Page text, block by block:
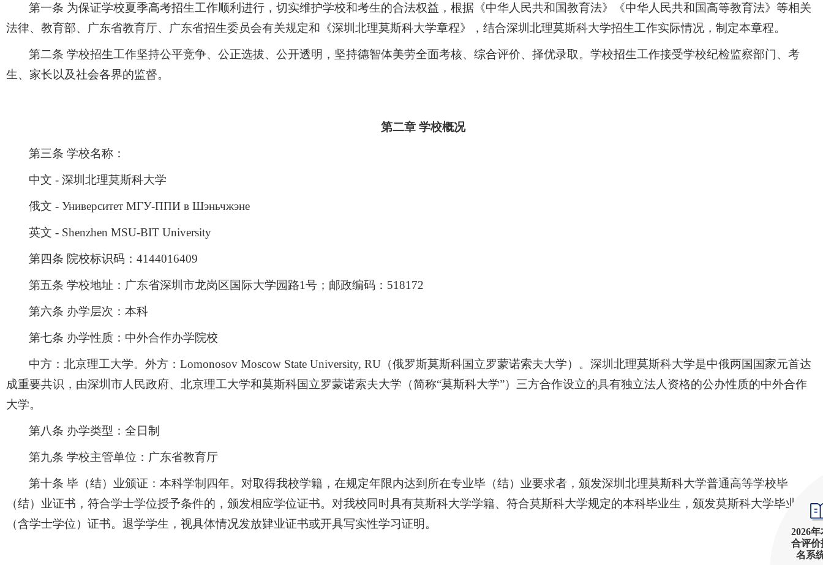
2026
合评价
名系
第一条 为保证学校夏季高考招生工作顺利进行，切实维护学校和考生的合法权益，根据《中华人民共和国教育法》《中华人民共和国高等教育法》等相关
法律、教育部、广东省教育厅、广东省招生委员会有关规定和《深圳北理莫斯科大学章程》，结合深圳北理莫斯科大学招生工作实际情况，制定本章程。
第二条 学校招生工作坚持公平竞争、公正选拔、公开透明，坚持德智体美劳全面考核、综合评价、择优录取。学校招生工作接受学校纪检监察部门、考
生、家长以及社会各界的监督。
第二章 学校概况
第三条 学校名称：
中文 - 深圳北理莫斯科大学
俄文 -Университет МГУ-ППИ в Шэньчжэне
英文 - Shenzhen MSU-BIT University
第四条 院校标识码：4144016409
第五条 学校地址：广东省深圳市龙岗区国际大学园路1号；邮政编码：518172
第六条 办学层次：本科
第七条 办学性质：中外合作办学院校
中方：北京理工大学。外方：Lomonosov Moscow State University, RU （俄罗斯莫斯科国立罗蒙诺索夫大学）。深圳北理莫斯科大学是中俄两国国家元首达
成重要共识，由深圳市人民政府、北京理工大学和莫斯科国立罗蒙诺索夫大学（简称“莫斯科大学”）三方合作设立的具有独立法人资格的公办性质的中外合作
大学。
第八条 办学类型：全日制
第九条 学校主管单位：广东省教育厅
第十条 毕（结）业颁证：本科学制四年。对取得我校学籍，在规定年限内达到所在专业毕（结）业要求者，颁发深圳北理莫斯科大学普通高等学校毕
（结）业证书，符合学士学位授予条件的，颁发相应学位证书。对我校同时具有莫斯科大学学籍、符合莫斯科大学规定的本科毕业生，颁发莫斯科大学毕业
（含学士学位）证书。退学学生，视具体情况发放肄业证书或开具写实性学习证明。